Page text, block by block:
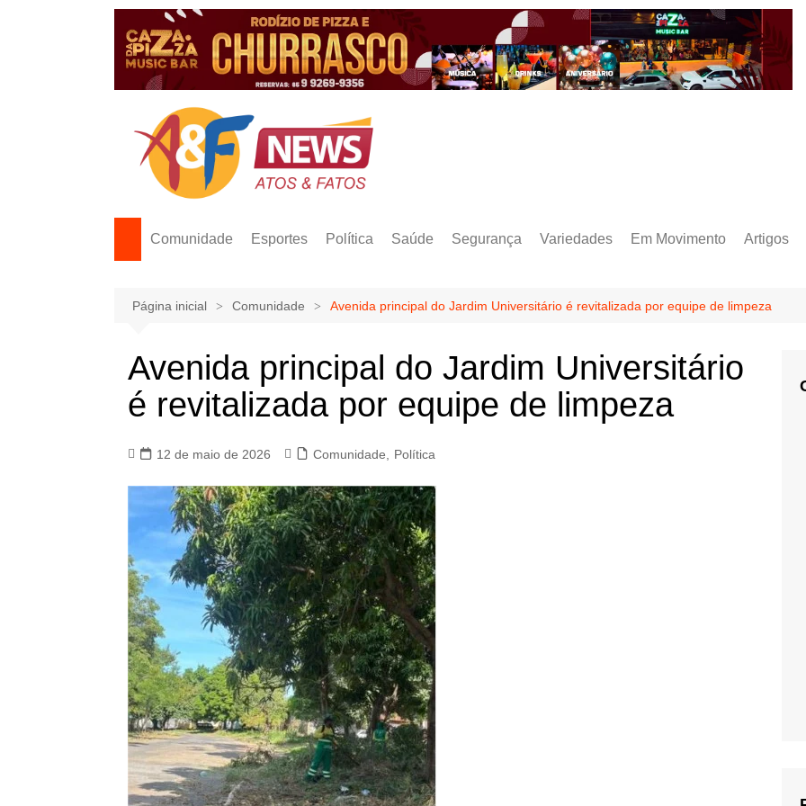
Comunidade Esportes Política Saúde Segurança Variedades Em Movimento Artigos
Página inicial Comunidade Avenida principal do Jardim Universitário é revitalizada por equipe de limpeza
Avenida principal do Jardim Universitário
é revitalizada por equipe de limpeza
12 de maio de 2026 Comunidade Política